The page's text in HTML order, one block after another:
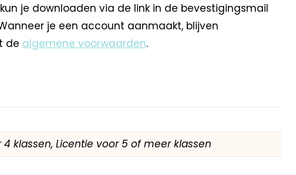
je downloaden via de link in de bevestigingsmail
je een account aanmaakt, blijven
de algemene voorwaarden.
4 klassen, Licentie voor 5 of meer klassen